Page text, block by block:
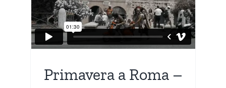
Primavera a Roma –